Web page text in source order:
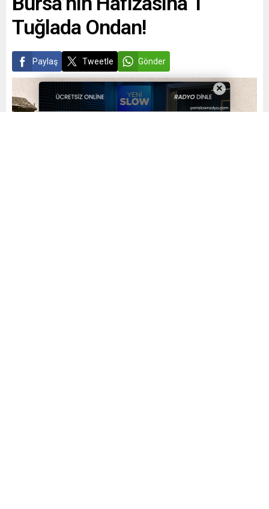
Tuğlada Ondan!
Paylaş Tweetle Gönder
×